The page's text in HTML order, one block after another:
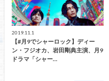
2019.11.1
【#月9でシャーロック】ディー
ン・フジオカ、岩田剛典主演、月9
ドラマ「シャー…